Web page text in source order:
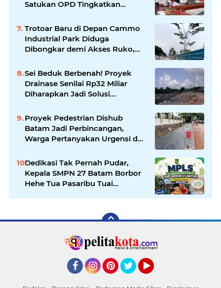
Satukan OPD Tingkatkan
Pemerintah
Trotoar Baru di Depan Cammo
Industrial Park Diduga
Dibongkar demi Akses Ruko,
Sei Beduk Berbenah! Proyek
Drainase Senilai Rp32 Miliar
Diharapkan Jadi Solusi
Proyek Pedestrian Dishub
Batam Jadi Perbincangan,
Warga Pertanyakan Urgensi dan
Dedikasi Tak Pernah Pudar,
Kepala SMPN 27 Batam Borbor
Hehe Tua Pasaribu Tuai